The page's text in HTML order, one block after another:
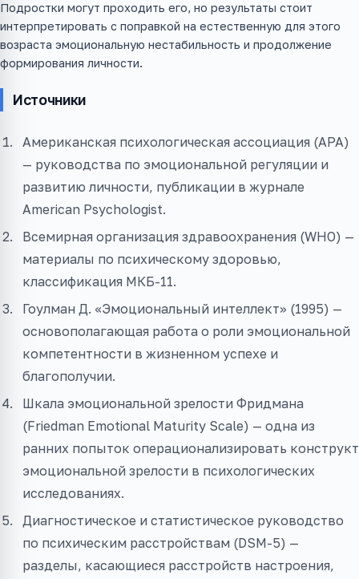
Подростки могут проходить его, но результаты стоит
интерпретировать с поправкой на естественную для этого
возраста эмоциональную нестабильность и продолжение
формирования личности.
Источники
Американская психологическая ассоциация (APA)
— руководства по эмоциональной регуляции и
развитию личности, публикации в журнале
American Psychologist.
Всемирная организация здравоохранения (WHO) —
материалы по психическому здоровью,
классификация МКБ-11.
Гоулман Д. «Эмоциональный интеллект» (1995) —
основополагающая работа о роли эмоциональной
компетентности в жизненном успехе и
благополучии.
Шкала эмоциональной зрелости Фридмана
(Friedman Emotional Maturity Scale) — одна из
ранних попыток операционализировать конструкт
эмоциональной зрелости в психологических
исследованиях.
Диагностическое и статистическое руководство
по психическим расстройствам (DSM-5) —
разделы, касающиеся расстройств настроения,